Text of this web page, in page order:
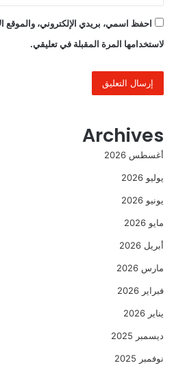
احفظ اسمي، بريدي الإلكتروني، والموقع
لاستخدامها المرة المقبلة في تعليقي.
Archives
أغسطس 2026
يوليو 2026
يونيو 2026
مايو 2026
أبريل 2026
مارس 2026
فبراير 2026
يناير 2026
ديسمبر 2025
نوفمبر 2025